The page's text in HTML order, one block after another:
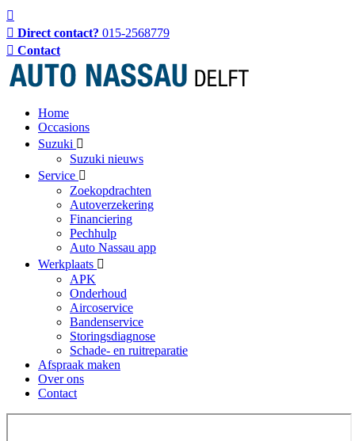
Direct contact? 015-2568779
Contact
Home
Occasions
Suzuki
Suzuki nieuws
Service
Zoekopdrachten
Autoverzekering
Financiering
Pechhulp
Auto Nassau app
Werkplaats
APK
Onderhoud
Aircoservice
Bandenservice
Storingsdiagnose
Schade- en ruitreparatie
Afspraak maken
Over ons
Contact